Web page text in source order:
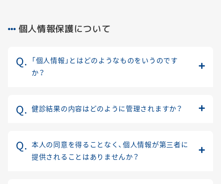
個人情報保護について
「個人情報」とはどのようなものをいうのです
か？
健診結果の内容はどのように管理されますか？
本人の同意を得ることなく、個人情報が第三者に
提供されることはありませんか？